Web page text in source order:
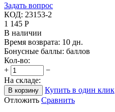
Задать вопрос
КОД: 23153-2
1 145 Р
В наличии
Время возврата: 10 дн.
Бонусные баллы: баллов
Кол-во:
+
−
На складе:
В корзину
Купить в один клик
Отложить Сравнить